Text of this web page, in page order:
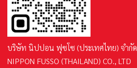
บริษัท นิปปอน ฟุซโซ (ประเทศไทย) จำกัด
NIPPON FUSSO (THAILAND) CO., LTD